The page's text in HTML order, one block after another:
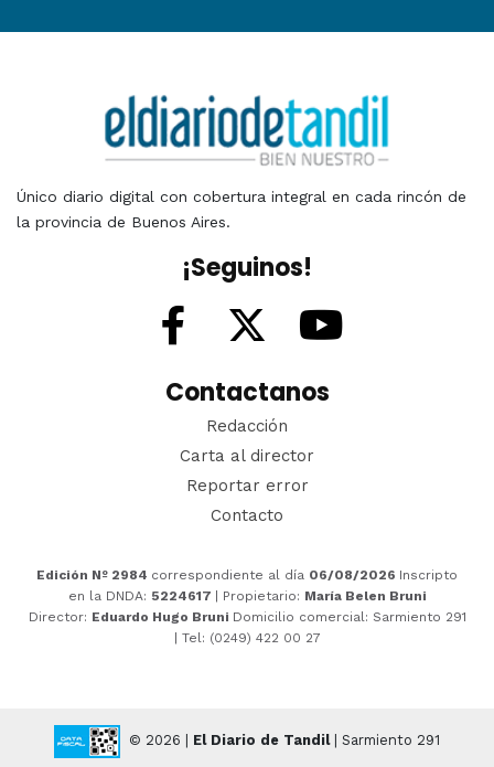
Único diario digital con cobertura integral en cada rincón de
la provincia de Buenos Aires.
¡Seguinos!
Contactanos
Redacción
Carta al director
Reportar error
Contacto
Edición Nº 2984 correspondiente al día 06/08/2026 Inscripto
en la DNDA: 5224617 | Propietario: María Belen Bruni
Director: Eduardo Hugo Bruni Domicilio comercial: Sarmiento 291
| Tel: (0249) 422 00 27
© 2026 | El Diario de Tandil| Sarmiento 291